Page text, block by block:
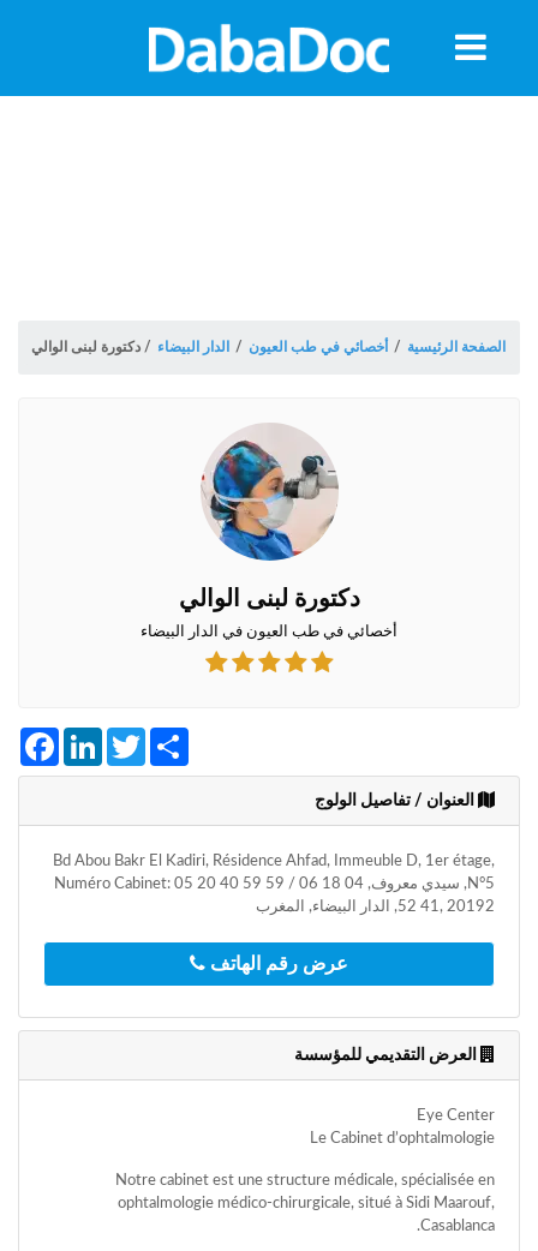
الصفحة الرئيسية / أخصائي في طب العيون / الدار البيضاء / دكتورة لبنى الوالي
دكتورة لبنى الوالي
أخصائي في طب العيون في الدار البيضاء
LinkedInTwitter Share
العنوان / تفاصيل الولوج
Bd Abou Bakr El Kadiri, Résidence Ahfad, Immeuble D, 1er étage,
N°5, سيدي معروف, Numéro Cabinet: 05 20 40 59 59 / 06 18 04
52 41, 20192, الدار البيضاء, المغرب
عرض رقم الهاتف
العرض التقديمي للمؤسسة
Eye Center
Le Cabinet d’ophtalmologie
Notre cabinet est une structure médicale, spécialisée en
ophtalmologie médico-chirurgicale, situé à Sidi Maarouf,
Casablanca.
معلومات
على
فأنت
تقر
بأنك
و
على
شروط
وأحكام
بما
في
ذلك
الفقرة